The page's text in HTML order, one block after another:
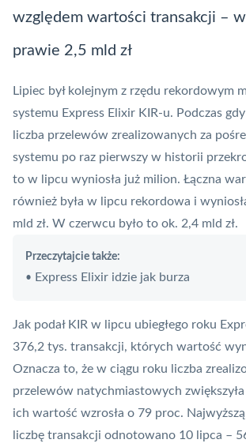
względem wartości transakcji –
prawie 2,5 mld zł
Lipiec był kolejnym z rzędu rekordowym
systemu Express Elixir KIR-u. Podczas
liczba przelewów zrealizowanych za
systemu po raz pierwszy w historii
to w lipcu wyniosła już milion. Łączna
również była w lipcu rekordowa i
mld zł. W czerwcu było to ok. 2,4 mld zł.
Przeczytajcie także:
• Express Elixir idzie jak burza
Jak podał KIR w lipcu ubiegłego roku
376,2 tys. transakcji, których wartość
Oznacza to, że w ciągu roku liczba
przelewów natychmiastowych
ich wartość wzrosła o 79 proc.
liczbę transakcji odnotowano 10 lipca –